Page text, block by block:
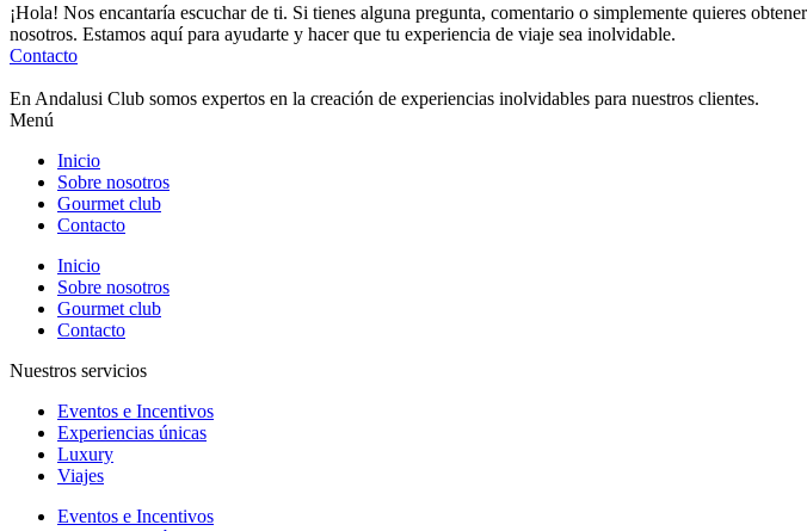
¡Hola! Nos encantaría escuchar de ti. Si tienes alguna pregunta, comentario o simplemente quieres
nosotros. Estamos aquí para ayudarte y hacer que tu experiencia de viaje sea inolvidable.
Contacto
En Andalusi Club somos expertos en la creación de experiencias inolvidables para nuestros clientes.
Menú
Inicio
Sobre nosotros
Gourmet club
Contacto
Inicio
Sobre nosotros
Gourmet club
Contacto
Nuestros servicios
Eventos e Incentivos
Experiencias únicas
Luxury
Viajes
Eventos e Incentivos